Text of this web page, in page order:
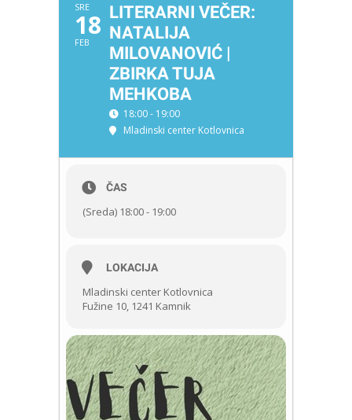
SRE
18
FEB
LITERARNI VEČER:
NATALIJA
MILOVANOVIĆ |
ZBIRKA TUJA
MEHKOBA
18:00 - 19:00
Mladinski center Kotlovnica
ČAS
(Sreda) 18:00 - 19:00
LOKACIJA
Mladinski center Kotlovnica
Fužine 10, 1241 Kamnik